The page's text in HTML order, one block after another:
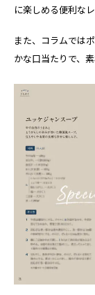
に楽しめる便利なレ
また、コラムでは
かな口当たりで、